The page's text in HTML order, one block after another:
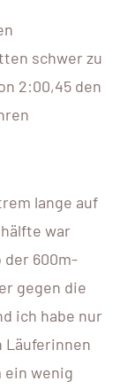
schwer zu
2:00,45 den
lange auf
war
der 600m-
gegen die
ich habe nur
Läuferinnen
ein wenig